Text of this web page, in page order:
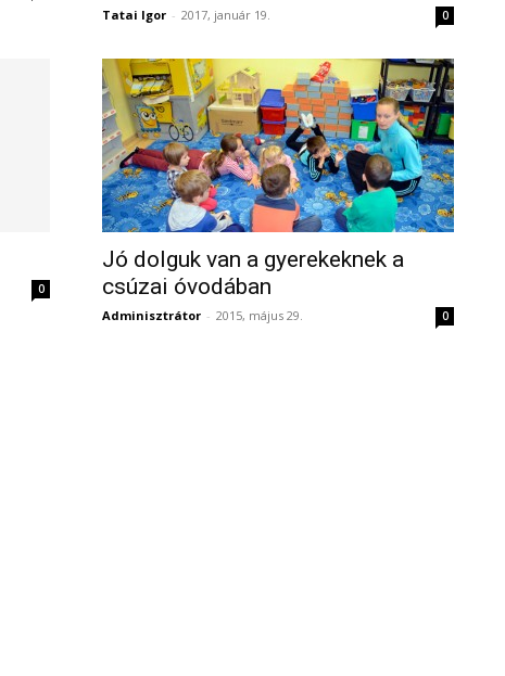
Tatai Igor - 2017, január 19. 0
0
Jó dolguk van a gyerekeknek a
csúzai óvodában
Adminisztrátor - 2015, május 29. 0